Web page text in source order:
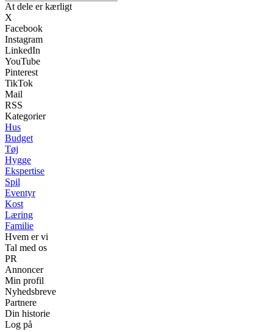
At dele er kærligt
X
Facebook
Instagram
LinkedIn
YouTube
Pinterest
TikTok
Mail
RSS
Kategorier
Hus
Budget
Tøj
Hygge
Ekspertise
Spil
Eventyr
Kost
Læring
Familie
Hvem er vi
Tal med os
PR
Annoncer
Min profil
Nyhedsbreve
Partnere
Din historie
Log på